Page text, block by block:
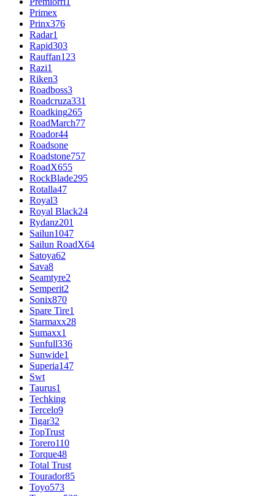
Primex
Prinx376
Radar1
Rapid303
Rauffan123
Razi1
Riken3
Roadboss3
Roadcruza331
Roadking265
RoadMarch77
Roador44
Roadsone
Roadstone757
RoadX655
RockBlade295
Rotalla47
Royal3
Royal Black24
Rydanz201
Sailun1047
Sailun RoadX64
Satoya62
Sava8
Seamtyre2
Semperit2
Sonix870
Spare Tire1
Starmaxx28
Sumaxx1
Sunfull336
Sunwide1
Superia147
Swt
Taurus1
Techking
Tercelo9
Tigar32
TopTrust
Torero110
Torque48
Total Trust
Tourador85
Toyo573